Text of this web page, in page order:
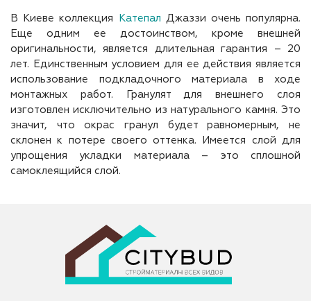
В Киеве коллекция Катепал Джаззи очень популярна.
Еще одним ее достоинством, кроме внешней
оригинальности, является длительная гарантия – 20
лет. Единственным условием для ее действия является
использование подкладочного материала в ходе
монтажных работ. Гранулят для внешнего слоя
изготовлен исключительно из натурального камня. Это
значит, что окрас гранул будет равномерным, не
склонен к потере своего оттенка. Имеется слой для
упрощения укладки материала – это сплошной
самоклеящийся слой.